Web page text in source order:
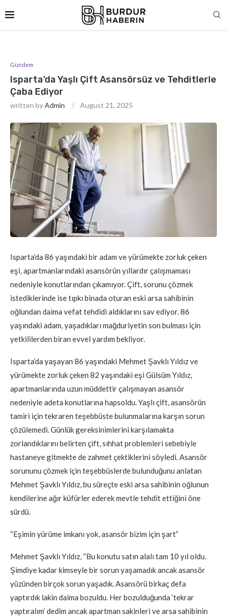
Gündem
Isparta’da Yaşlı Çift Asansörsüz ve Tehditlerle
Çaba Ediyor
written byAdmin August 21, 2025
Isparta’da 86 yaşındaki bir adam ve yürümekte zorluk çeken
eşi, apartmanlarındaki asansörün yıllardır çalışmaması
nedeniyle konutlarından çıkamıyor. Çift, sorunu çözmek
istediklerinde ise tıpkı binada oturan eski arsa sahibinin
oğlundan daima vefat tehdidi aldıklarını sav ediyor. 86
yaşındaki adam, yaşadıkları mağduriyetin son bulması için
yetkililerden biran evvel yardım bekliyor.
Isparta’da yaşayan 86 yaşındaki Mehmet Şavklı Yıldız ve
yürümekte zorluk çeken 82 yaşındaki eşi Gülsüm Yıldız,
apartmanlarında uzun müddettir çalışmayan asansör
nedeniyle adeta konutlarına hapsoldu. Yaşlı çift, asansörün
tamiri için tekraren teşebbüste bulunmalarına karşın sorun
çözülemedi. Günlük gereksinimlerini karşılamakta
zorlandıklarını belirten çift, sıhhat problemleri sebebiyle
hastaneye gitmekte de zahmet çektiklerini söyledi. Asansör
sorununu çözmek için teşebbüslerde bulunduğunu anlatan
Mehmet Şavklı Yıldız, bu süreçte eski arsa sahibinin oğlunun
kendilerine ağır küfürler ederek mevtle tehdit ettiğini öne
sürdü.
“Eşimin yürüme imkanı yok, asansör bizim için şart”
Mehmet Şavklı Yıldız, “Bu konutu satın alalı tam 10 yıl oldu.
Şimdiye kadar kimseyle bir sorun yaşamadık ancak asansör
yüzünden birçok sorun yaşadık. Asansörü birkaç defa
yaptırdık lakin daima bozuldu. Her bozulduğunda ‘tekrar
yaptıralım’ dedim ancak apartman sakinleri ve arsa sahibinin